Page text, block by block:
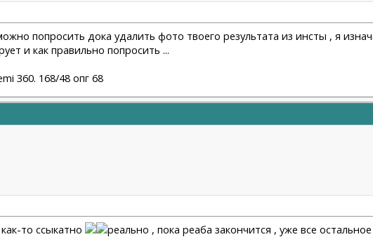
попросить дока удалить фото твоего результата из инсты , я
и как правильно попросить ...
360. 168/48 опг 68
то ссыкатно
реально , пока реаба закончится , уже все